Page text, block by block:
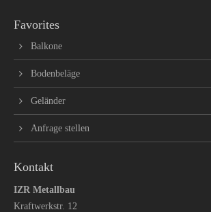
Favorites
Balkone
Bodenbeläge
Geländer
Anfrage stellen
Kontakt
IZR Metallbau
Kraftwerkstr. 12